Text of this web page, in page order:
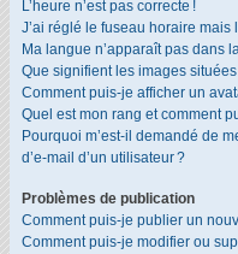
L’heure n’est pas correcte !
J’ai réglé le fuseau horaire mais
Ma langue n’apparaît pas dans
Que signifient les images
Comment puis-je afficher un
Quel est mon rang et comment
Pourquoi m’est-il demandé de
d’e-mail d’un utilisateur ?
Problèmes de publication
Comment puis-je publier un
Comment puis-je modifier ou